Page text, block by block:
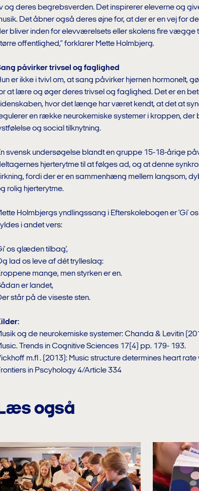
og deres begrebsverden. Det inspirerer eleverne og
Det åbner også deres øjne for, at der er en vej for
bliver inden for elevværelsets eller skolens fire vægge
offentlighed,” forklarer Mette Holmbjerg.
påvirker trivsel og faglighed
er ikke i tvivl om, at sang påvirker hjernen hormonelt,
at lære og øger deres trivsel og faglighed. Det er en
hvor det længe har været kendt, at det at
en række neurokemiske systemer i kroppen, der
og social tilknytning.
svensk undersøgelse blandt en gruppe 15-18-årige
hjerterytme til at følges ad, og at denne
fordi der er en sammenhæng mellem langsom,
rolig hjerterytme.
Holmbjergs yndlingssang i Efterskolebogen er ’Gi’
i andet vers:
os glæden tilbag’,
lad os leve af dét trylleslag:
mange, men styrken er en.
er landet,
står på de viseste sten.
og de neurokemiske systemer: Chanda & Levitin
Trends in Cognitive Sciences 17(4) pp. 179- 193.
m.fl . (2013): Music structure determines heart
in Pscyhology 4/Article 334
også